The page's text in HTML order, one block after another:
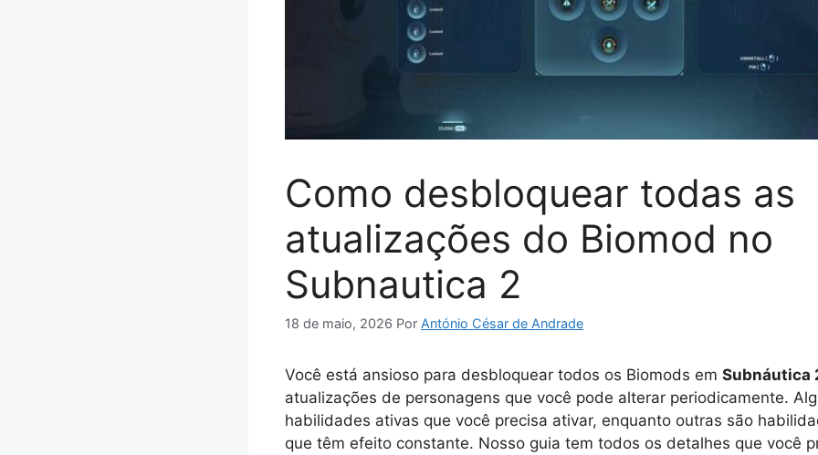
Como desbloquear todas as
atualizações do Biomod no
Subnautica 2
18 de maio, 2026 Por António César de Andrade
Você está ansioso para desbloquear todos os Biomods em Subnáutica
atualizações de personagens que você pode alterar periodicamente.
habilidades ativas que você precisa ativar, enquanto outras são
que têm efeito constante. Nosso guia tem todos os detalhes que você